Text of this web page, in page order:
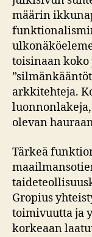
määrin
toisinaan
arkkitehteja.
olevan
Tärkeä
Gropius
toimivuutta ja
korkeaan